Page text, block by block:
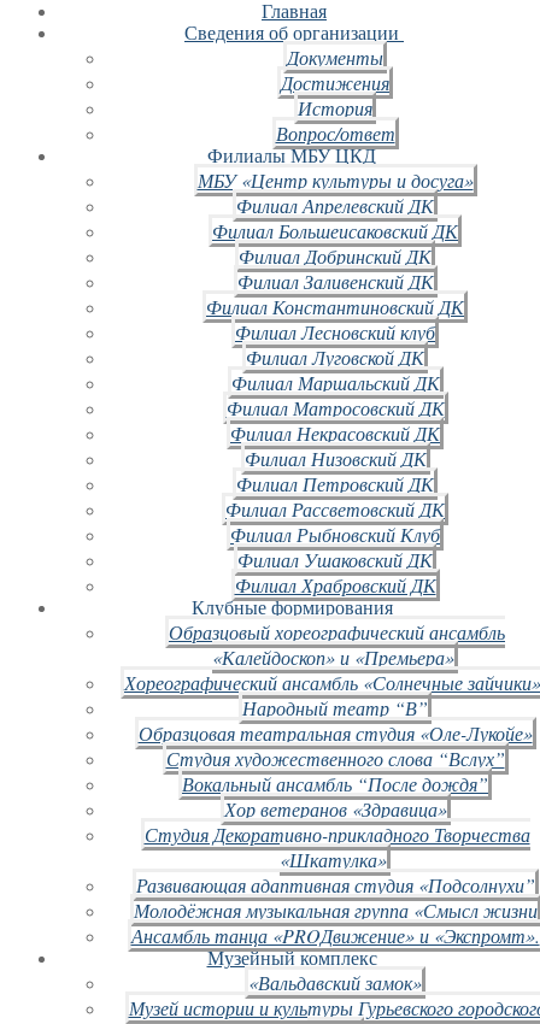
Главная
Сведения об организации
Документы
Достижения
История
Вопрос/ответ
Филиалы МБУ ЦКД
МБУ «Центр культуры и досуга»
Филиал Апрелевский ДК
Филиал Большеисаковский ДК
Филиал Добринский ДК
Филиал Заливенский ДК
Филиал Константиновский ДК
Филиал Лесновский клуб
Филиал Луговской ДК
Филиал Маршальский ДК
Филиал Матросовский ДК
Филиал Некрасовский ДК
Филиал Низовский ДК
Филиал Петровский ДК
Филиал Рассветовский ДК
Филиал Рыбновский Клуб
Филиал Ушаковский ДК
Филиал Храбровский ДК
Клубные формирования
Образцовый хореографический ансамбль
«Калейдоскоп» и «Премьера»
Хореографический ансамбль «Солнечные
Народный театр “В”
Образцовая театральная студия «Оле-Лукойе»
Студия художественного слова “Вслух”
Вокальный ансамбль “После дождя”
Хор ветеранов «Здравица»
Студия Декоративно-прикладного Творчества
«Шкатулка»
Развивающая адаптивная студия «Подсолнухи”
Молодёжная музыкальная группа «Смысл жизни
Ансамбль танца «PROДвижение» и «Экспромт».
Музейный комплекс
«Вальдавский замок»
Музей истории и культуры Гурьевского